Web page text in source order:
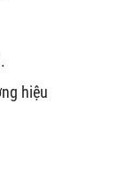
hiệu